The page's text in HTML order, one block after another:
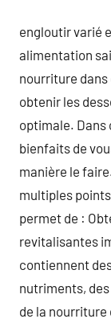
engloutir varié
alimentation
nourriture dans
obtenir les
optimale. Dans
bienfaits de
manière le
multiples
permet de :
revitalisantes
contiennent
nutriments,
de la nourriture